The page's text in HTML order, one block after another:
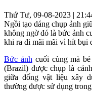
Thứ Tư, 09-08-2023 |
Ngồi tạo dáng chụp ảnh
không ngờ đó là bức ảnh
khi ra đi mãi mãi vì hít bụi
Bức ảnh cuối cùng mà
(Brazil) được chụp là
giữa đống vật liệu xây
thường được sử dụng